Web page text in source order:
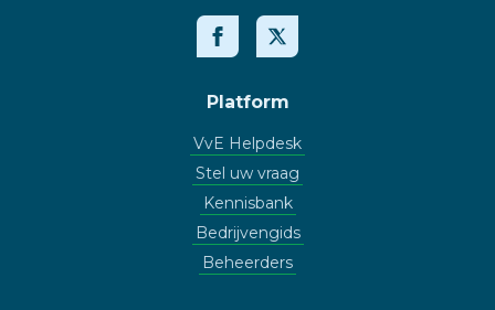
Platform
VvE Helpdesk
Stel uw vraag
Kennisbank
Bedrijvengids
Beheerders